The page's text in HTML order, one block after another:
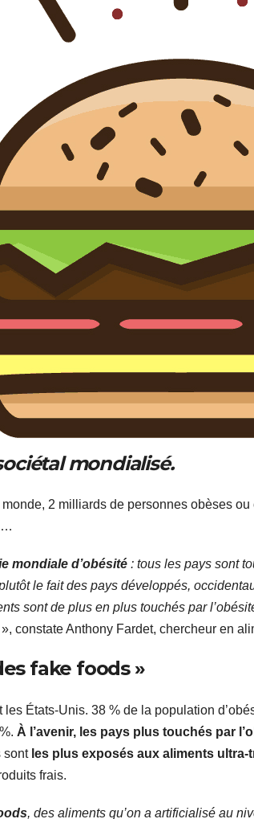
mondialisé.
2 milliards de personnes obèses
mondiale d’obésité : tous les pays sont
le fait des pays développés,
sont de plus en plus touchés par
constate Anthony Fardet, chercheur en
fake foods »
les États-Unis. 38 % de la population
À l’avenir, les pays plus touchés par
sont les plus exposés aux aliments ultra-
les produits frais.
, des aliments qu’on a artificialisé au